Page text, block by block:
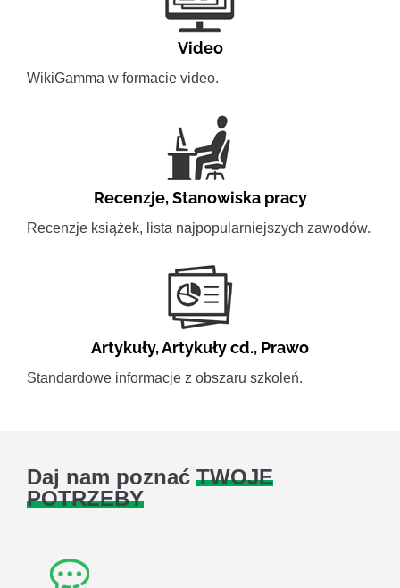
Video
WikiGamma w formacie video.
Recenzje,Stanowiska pracy
Recenzje książek, lista najpopularniejszych zawodów.
Artykuły,Artykuły cd., Prawo
Standardowe informacje z obszaru szkoleń.
Daj nam poznać TWOJE
POTRZEBY